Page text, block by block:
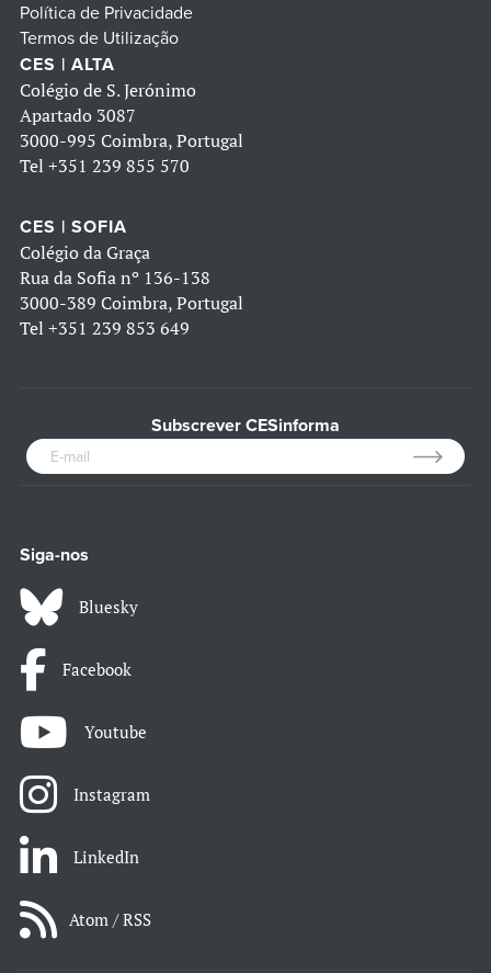
Política de Privacidade
Termos de Utilização
CES | ALTA
Colégio de S. Jerónimo
Apartado 3087
3000-995 Coimbra, Portugal
Tel +351 239 855 570
CES | SOFIA
Colégio da Graça
Rua da Sofia nº 136-138
3000-389 Coimbra, Portugal
Tel +351 239 853 649
Subscrever CESinforma
Siga-nos
Bluesky
Facebook
Youtube
Instagram
LinkedIn
Atom / RSS